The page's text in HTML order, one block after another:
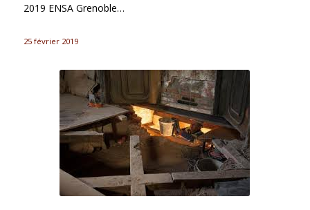
2019 ENSA Grenoble…
25 février 2019